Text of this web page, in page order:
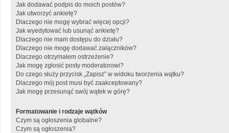
Jak dodawać podpis do moich postów?
Jak utworzyć ankietę?
Dlaczego nie mogę wybrać więcej opcji?
Jak wyedytować lub usunąć ankietę?
Dlaczego nie mam dostępu do działu?
Dlaczego nie mogę dodawać załączników?
Dlaczego otrzymałem ostrzeżenie?
Jak mogę zgłosić posty moderatorowi?
Do czego służy przycisk „Zapisz” w widoku tworzenia wątku?
Dlaczego mój post musi być zaakceptowany?
Jak mogę przesunąć swój wątek w górę?
Formatowanie i rodzaje wątków
Czym są ogłoszenia globalne?
Czym są ogłoszenia?